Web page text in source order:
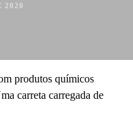
2020
produtos químicos
carreta carregada de